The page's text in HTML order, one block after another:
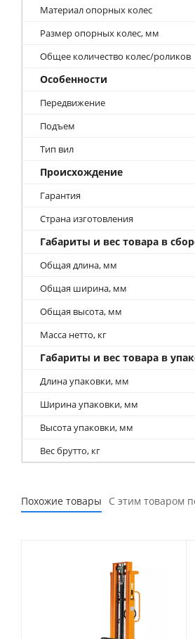
Материал опорных колес
Размер опорных колес, мм
Общее количество колес/роликов
Особенности
Передвижение
Подъем
Тип вил
Происхождение
Гарантия
Страна изготовления
Габариты и вес товара в
Общая длина, мм
Общая ширина, мм
Общая высота, мм
Масса нетто, кг
Габариты и вес товара в
Длина упаковки, мм
Ширина упаковки, мм
Высота упаковки, мм
Вес брутто, кг
Похожие товары С этим товаром